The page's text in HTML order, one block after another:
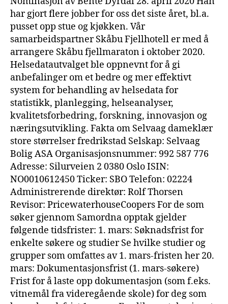
har gjort flere jobber for oss det siste året, bl.a.
pusset opp stue og kjøkken. Vår
samarbeidspartner Skåbu Fjellhotell er med å
arrangere Skåbu fjellmaraton i oktober 2020.
Helsedatautvalget ble oppnevnt for å gi
anbefalinger om et bedre og mer effektivt
system for behandling av helsedata for
statistikk, planlegging, helseanalyser,
kvalitetsforbedring, forskning, innovasjon og
næringsutvikling. Fakta om Selvaag dameklær
store størrelser fredrikstad Selskap: Selvaag
Bolig ASA Organisasjonsnummer: 992 587 776
Adresse: Silurveien 2 0380 Oslo ISIN:
NO0010612450 Ticker: SBO Telefon: 02224
Administrerende direktør: Rolf Thorsen
Revisor: PricewaterhouseCoopers For de som
søker gjennom Samordna opptak gjelder
følgende tidsfrister: 1. mars: Søknadsfrist for
enkelte søkere og studier Se hvilke studier og
grupper som omfattes av 1. mars-fristen her 20.
mars: Dokumentasjonsfrist (1. mars-søkere)
Frist for å laste opp dokumentasjon (som f.eks.
vitnemål fra videregående skole) for deg som